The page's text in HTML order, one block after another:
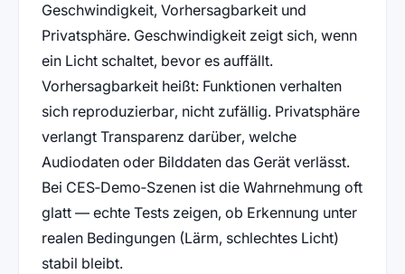
Geschwindigkeit, Vorhersagbarkeit und
Privatsphäre. Geschwindigkeit zeigt sich, wenn
ein Licht schaltet, bevor es auffällt.
Vorhersagbarkeit heißt: Funktionen verhalten
sich reproduzierbar, nicht zufällig. Privatsphäre
verlangt Transparenz darüber, welche
Audiodaten oder Bilddaten das Gerät verlässt.
Bei CES‑Demo‑Szenen ist die Wahrnehmung oft
glatt — echte Tests zeigen, ob Erkennung unter
realen Bedingungen (Lärm, schlechtes Licht)
stabil bleibt.